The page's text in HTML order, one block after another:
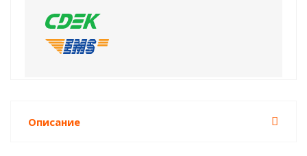
Описание